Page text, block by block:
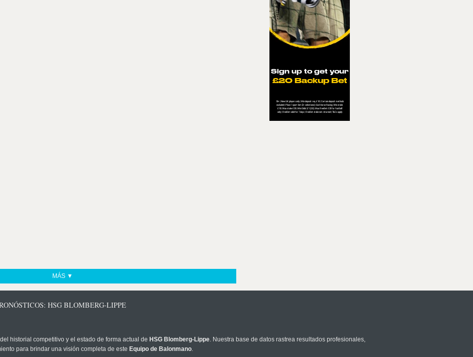
MÁS ▼
HSG BLOMBERG-LIPPE
historial competitivo y el estado de forma actual de HSG Blomberg-Lippe. Nuestra base de datos rastrea resultados profesionales,
para brindar una visión completa de este Equipo de Balonmano.